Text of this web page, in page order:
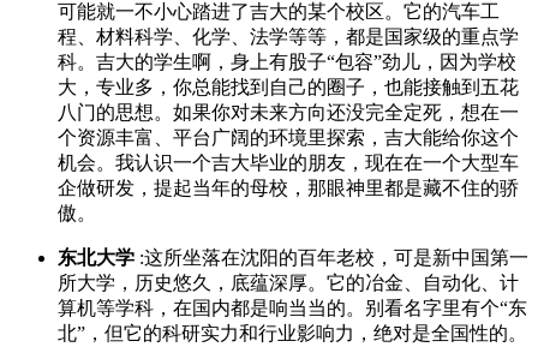
可能就一不小心踏进了吉大的某个校区。它的汽车工
程、材料科学、化学、法学等等，都是国家级的重点学
科。吉大的学生啊，身上有股子“包容”劲儿，因为学校
大，专业多，你总能找到自己的圈子，也能接触到五花
八门的思想。如果你对未来方向还没完全定死，想在一
个资源丰富、平台广阔的环境里探索，吉大能给你这个
机会。我认识一个吉大毕业的朋友，现在在一个大型车
企做研发，提起当年的母校，那眼神里都是藏不住的骄
傲。
东北大学 :这所坐落在沈阳的百年老校，可是新中国第一
所大学，历史悠久，底蕴深厚。它的冶金、自动化、计
算机等学科，在国内都是响当当的。别看名字里有个“东
北”，但它的科研实力和行业影响力，绝对是全国性的。